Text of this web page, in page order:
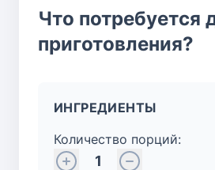
Что потребуется
приготовления?
ИНГРЕДИЕНТЫ
Количество порций:
1